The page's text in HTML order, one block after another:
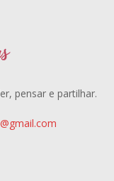
pensar e partilhar.